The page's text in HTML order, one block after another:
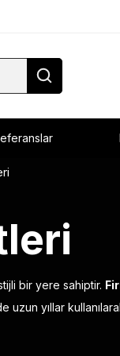
bir yere sahiptir.
yıllar